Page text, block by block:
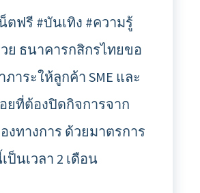
ตฟรี #บันเทิง #ความรู้
ย ธนาคารกสิกรไทยขอ
าระให้ลูกค้า SME และ
ยที่ต้องปิดกิจการจาก
งทางการ ด้วยมาตรการ
ป็นเวลา 2 เดือน